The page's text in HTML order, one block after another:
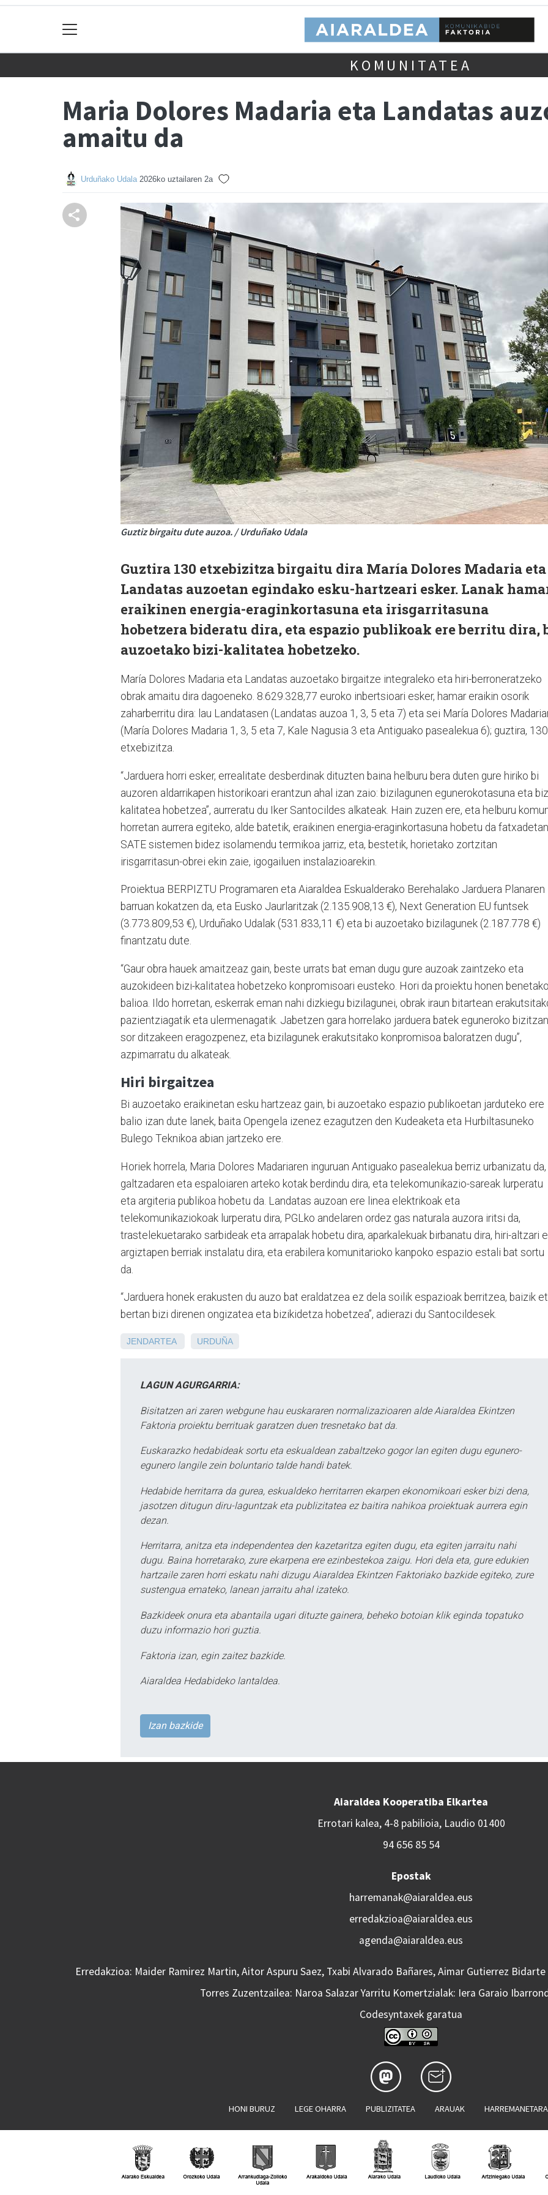
KOMUNITATEA
Maria Dolores Madaria eta Landatas
amaitu da
Urduñako Udala 2026ko uztailaren 2a
Guztiz birgaitu dute auzoa. / Urduñako Udala
Guztira 130 etxebizitza birgaitu dira María Dolores Madaria eta
Landatas auzoetan egindako esku-hartzeari esker. Lanak
eraikinen energia-eraginkortasuna eta irisgarritasuna
hobetzera bideratu dira, eta espazio publikoak ere berritu dira,
auzoetako bizi-kalitatea hobetzeko.
María Dolores Madaria eta Landatas auzoetako birgaitze integraleko eta hiri-berroneratzeko
obrak amaitu dira dagoeneko. 8.629.328,77 euroko inbertsioari esker, hamar eraikin osorik
zaharberritu dira: lau Landatasen (Landatas auzoa 1, 3, 5 eta 7) eta sei María Dolores
(María Dolores Madaria 1, 3, 5 eta 7, Kale Nagusia 3 eta Antiguako pasealekua 6); guztira, 130
etxebizitza.
“Jarduera horri esker, errealitate desberdinak dituzten baina helburu bera duten gure hiriko bi
auzoren aldarrikapen historikoari erantzun ahal izan zaio: bizilagunen egunerokotasuna eta
kalitatea hobetzea”, aurreratu du Iker Santocildes alkateak. Hain zuzen ere, eta helburu
horretan aurrera egiteko, alde batetik, eraikinen energia-eraginkortasuna hobetu da fatxadetan
SATE sistemen bidez isolamendu termikoa jarriz, eta, bestetik, horietako zortzitan
irisgarritasun-obrei ekin zaie, igogailuen instalazioarekin.
Proiektua BERPIZTU Programaren eta Aiaraldea Eskualderako Berehalako Jarduera Planaren
barruan kokatzen da, eta Eusko Jaurlaritzak (2.135.908,13 €), Next Generation EU funtsek
(3.773.809,53 €), Urduñako Udalak (531.833,11 €) eta bi auzoetako bizilagunek (2.187.778 €)
finantzatu dute.
“Gaur obra hauek amaitzeaz gain, beste urrats bat eman dugu gure auzoak zaintzeko eta
auzokideen bizi-kalitatea hobetzeko konpromisoari eusteko. Hori da proiektu honen benetako
balioa. Ildo horretan, eskerrak eman nahi dizkiegu bizilagunei, obrak iraun bitartean
pazientziagatik eta ulermenagatik. Jabetzen gara horrelako jarduera batek eguneroko bizitzan
sor ditzakeen eragozpenez, eta bizilagunek erakutsitako konpromisoa baloratzen dugu”,
azpimarratu du alkateak.
Hiri birgaitzea
Bi auzoetako eraikinetan esku hartzeaz gain, bi auzoetako espazio publikoetan jarduteko ere
balio izan dute lanek, baita Opengela izenez ezagutzen den Kudeaketa eta Hurbiltasuneko
Bulego Teknikoa abian jartzeko ere.
Horiek horrela, Maria Dolores Madariaren inguruan Antiguako pasealekua berriz urbanizatu da,
galtzadaren eta espaloiaren arteko kotak berdindu dira, eta telekomunikazio-sareak lurperatu
eta argiteria publikoa hobetu da. Landatas auzoan ere linea elektrikoak eta
telekomunikaziokoak lurperatu dira, PGLko andelaren ordez gas naturala auzora iritsi da,
trastelekuetarako sarbideak eta arrapalak hobetu dira, aparkalekuak birbanatu dira, hiri-altzari
argiztapen berriak instalatu dira, eta erabilera komunitarioko kanpoko espazio estali bat sortu
da.
“Jarduera honek erakusten du auzo bat eraldatzea ez dela soilik espazioak berritzea, baizik
bertan bizi direnen ongizatea eta bizikidetza hobetzea”, adierazi du Santocildesek.
JENDARTEA URDUÑA
LAGUN AGURGARRIA:
Bisitatzen ari zaren webgune hau euskararen normalizazioaren alde Aiaraldea Ekintzen
Faktoria proiektu berrituak garatzen duen tresnetako bat da.
Euskarazko hedabideak sortu eta eskualdean zabaltzeko gogor lan egiten dugu egunero-
egunero langile zein boluntario talde handi batek.
Hedabide herritarra da gurea, eskualdeko herritarren ekarpen ekonomikoari esker bizi dena,
jasotzen ditugun diru-laguntzak eta publizitatea ez baitira nahikoa proiektuak aurrera egin
dezan.
Herritarra, anitza eta independentea den kazetaritza egiten dugu, eta egiten jarraitu nahi
dugu. Baina horretarako, zure ekarpena ere ezinbestekoa zaigu. Hori dela eta, gure edukien
hartzaile zaren horri eskatu nahi dizugu Aiaraldea Ekintzen Faktoriako bazkide egiteko, zure
sustengua emateko, lanean jarraitu ahal izateko.
Bazkideek onura eta abantaila ugari dituzte gainera, beheko botoian klik eginda topatuko
duzu informazio hori guztia.
Faktoria izan, egin zaitez bazkide.
Aiaraldea Hedabideko lantaldea.
Izan bazkide
Aiaraldea Kooperatiba Elkartea
Errotari kalea, 4-8 pabilioia, Laudio 01400
94 656 85 54
Epostak
harremanak@aiaraldea.eus
erredakzioa@aiaraldea.eus
agenda@aiaraldea.eus
Erredakzioa: Maider Ramirez Martin, Aitor Aspuru Saez, Txabi Alvarado Bañares, Aimar Gutierrez
Torres Zuzentzailea: Naroa Salazar Yarritu Komertzialak: Iera Garaio
Codesyntaxek garatua
HONI BURUZ LEGE OHARRA PUBLIZITATEA ARAUAK